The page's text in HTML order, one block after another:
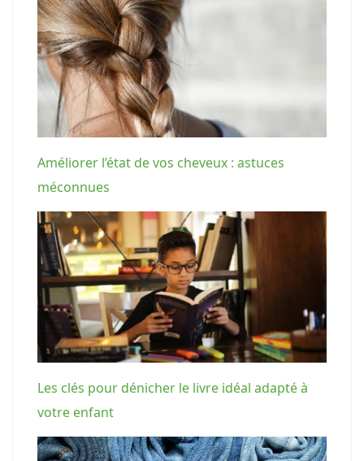
Améliorer l’état de vos cheveux : astuces
méconnues
Les clés pour dénicher le livre idéal adapté à
votre enfant